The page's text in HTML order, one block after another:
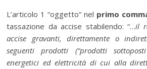
L’articolo 1 “oggetto” nel primo
tassazione da accise stabilendo: “…il
accise gravanti, direttamente o
seguenti prodotti (“prodotti
energetici ed elettricità di cui alla